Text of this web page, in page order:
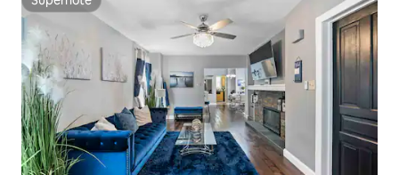
Superhôte